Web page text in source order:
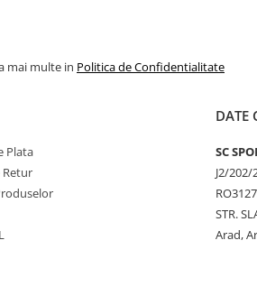
mai multe in Politica de Confidentialitate
Plata
Retur
DATE
SC
J2/202/
STR.
Arad,